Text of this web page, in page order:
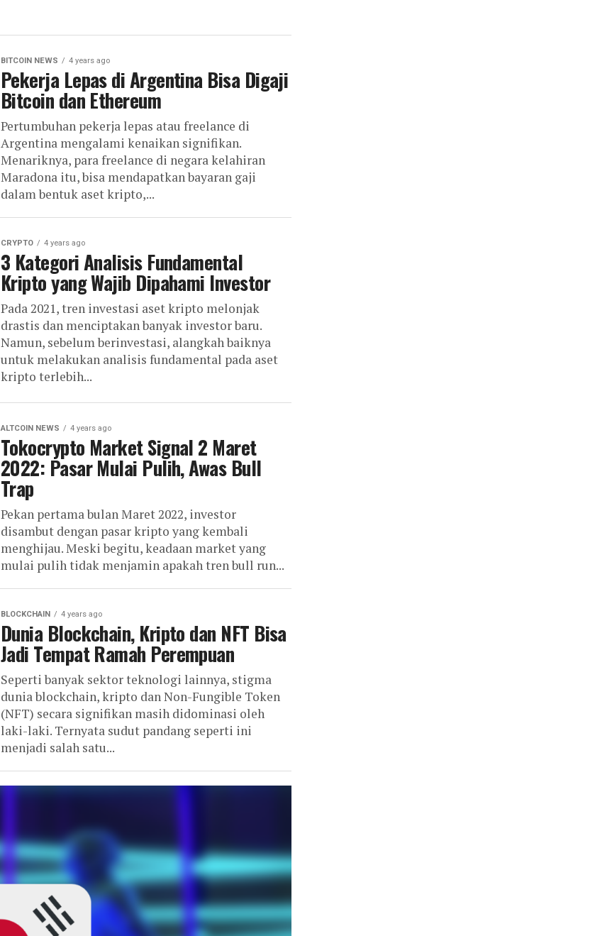
BITCOIN NEWS 4 years ago
Pekerja Lepas di Argentina Bisa Digaji
Bitcoin dan Ethereum
Pertumbuhan pekerja lepas atau freelance di
Argentina mengalami kenaikan signifikan.
Menariknya, para freelance di negara kelahiran
Maradona itu, bisa mendapatkan bayaran gaji
dalam bentuk aset kripto,...
CRYPTO 4 years ago
3 Kategori Analisis Fundamental
Kripto yang Wajib Dipahami Investor
Pada 2021, tren investasi aset kripto melonjak
drastis dan menciptakan banyak investor baru.
Namun, sebelum berinvestasi, alangkah baiknya
untuk melakukan analisis fundamental pada aset
kripto terlebih...
ALTCOIN NEWS 4 years ago
Tokocrypto Market Signal 2 Maret
2022: Pasar Mulai Pulih, Awas Bull
Trap
Pekan pertama bulan Maret 2022, investor
disambut dengan pasar kripto yang kembali
menghijau. Meski begitu, keadaan market yang
mulai pulih tidak menjamin apakah tren bull run...
BLOCKCHAIN 4 years ago
Dunia Blockchain, Kripto dan NFT Bisa
Jadi Tempat Ramah Perempuan
Seperti banyak sektor teknologi lainnya, stigma
dunia blockchain, kripto dan Non-Fungible Token
(NFT) secara signifikan masih didominasi oleh
laki-laki. Ternyata sudut pandang seperti ini
menjadi salah satu...